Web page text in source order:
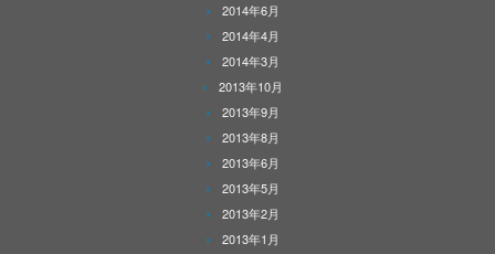
2014年6月
2014年4月
2014年3月
2013年10月
2013年9月
2013年8月
2013年6月
2013年5月
2013年2月
2013年1月